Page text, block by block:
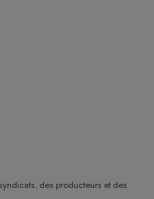
des producteurs et des